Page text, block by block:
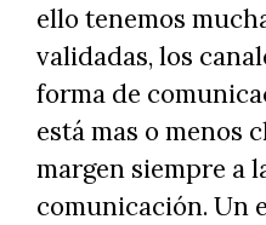
ello tenemos
validadas, los
forma de
está mas o menos
margen siempre a
comunicación. Un